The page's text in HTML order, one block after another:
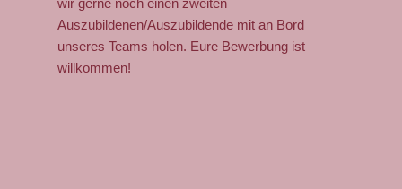
Tinnitus
Hörprodukte
Auszubildenen/Auszubildende mit an Bord
unseres Teams holen. Eure Bewerbung ist
willkommen!